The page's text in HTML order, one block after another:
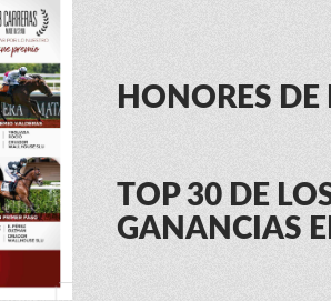
HONORES
TOP 30 DE
GANANCIAS